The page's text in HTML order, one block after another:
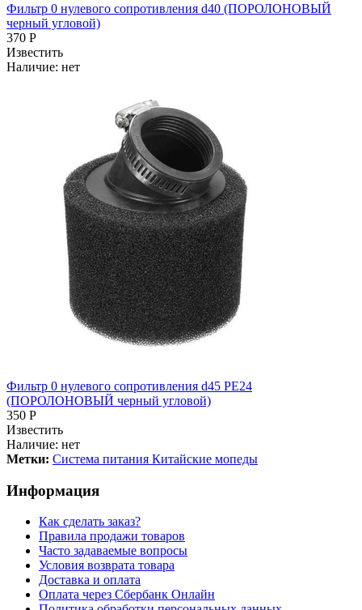
Фильтр 0 нулевого сопротивления d40 (ПОРОЛОНОВЫЙ
черный угловой)
370 Р
Известить
Наличие: нет
Фильтр 0 нулевого сопротивления d45 PE24
(ПОРОЛОНОВЫЙ черный угловой)
350 Р
Известить
Наличие: нет
Метки: Система питания Китайские мопеды
Информация
Как сделать заказ?
Правила продажи товаров
Часто задаваемые вопросы
Условия возврата товара
Доставка и оплата
Оплата через Сбербанк Онлайн